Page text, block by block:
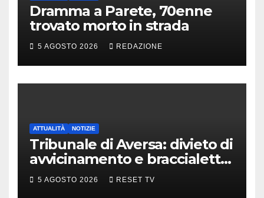
Dramma a Parete, 70enne
trovato morto in strada
5 AGOSTO 2026 REDAZIONE
ATTUALITÀ NOTIZIE
Tribunale di Aversa: divieto di
avvicinamento e braccialetto
per i genitori di Martina
Carbonaro
5 AGOSTO 2026 RESET TV